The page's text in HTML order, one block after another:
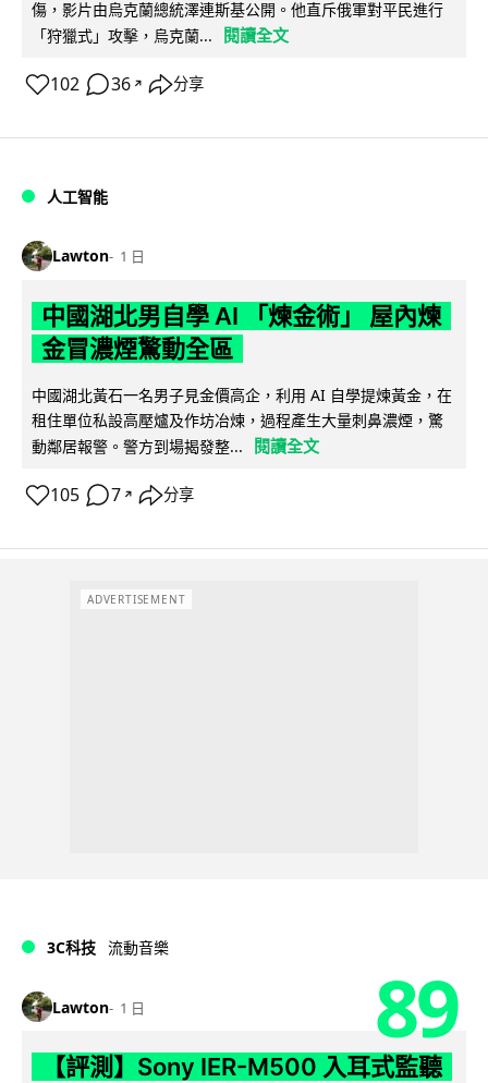
傷，影片由烏克蘭總統澤連斯基公開。他直斥俄軍對平民進行
「狩獵式」攻擊，烏克蘭...
閱讀全文
102 36 ↗ 分享
人工智能
Lawton 1 日
中國湖北男自學 AI 「煉金術」 屋內煉
金冒濃煙驚動全區
中國湖北黃石一名男子見金價高企，利用 AI 自學提煉黃金，在
租住單位私設高壓爐及作坊冶煉，過程產生大量刺鼻濃煙，驚
動鄰居報警。警方到場揭發整...
閱讀全文
105 7 ↗ 分享
ADVERTISEMENT
3C科技 流動音樂
Lawton 1 日 89
【評測】Sony IER-M500 入耳式監聽